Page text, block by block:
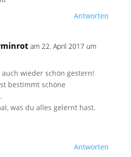
Antworten
am 22. April 2017 um
auch wieder schön gestern!
bestimmt schöne
was du alles gelernt hast.
Antworten